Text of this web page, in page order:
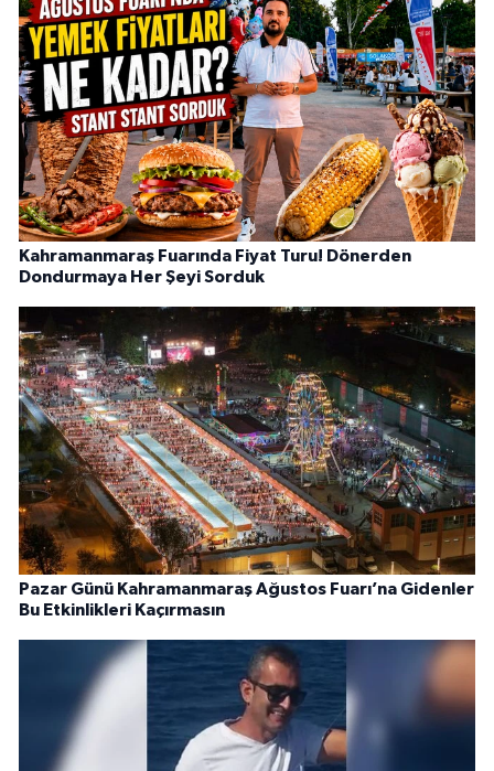
Kahramanmaraş Fuarında Fiyat Turu! Dönerden
Dondurmaya Her Şeyi Sorduk
Pazar Günü Kahramanmaraş Ağustos Fuarı’na Gidenler
Bu Etkinlikleri Kaçırmasın